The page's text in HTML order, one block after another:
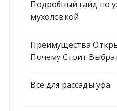
Подробный гайд по
мухоловкой
Преимущества
Почему Стоит
Все для рассады уфа